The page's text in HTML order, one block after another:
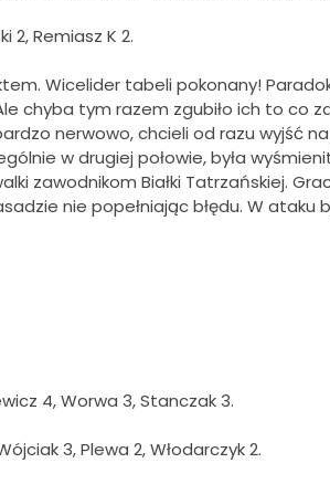
2, Remiasz K 2.
Wicelider tabeli pokonany!
chyba tym razem zgubiło ich to co
nerwowo, chcieli od razu wyjść
w drugiej połowie, była
zawodnikom Białki Tatrzańskiej.
nie popełniając błędu. W
4, Worwa 3, Stanczak 3.
3, Plewa 2, Włodarczyk 2.